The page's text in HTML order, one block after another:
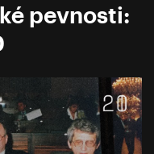
pevnosti: